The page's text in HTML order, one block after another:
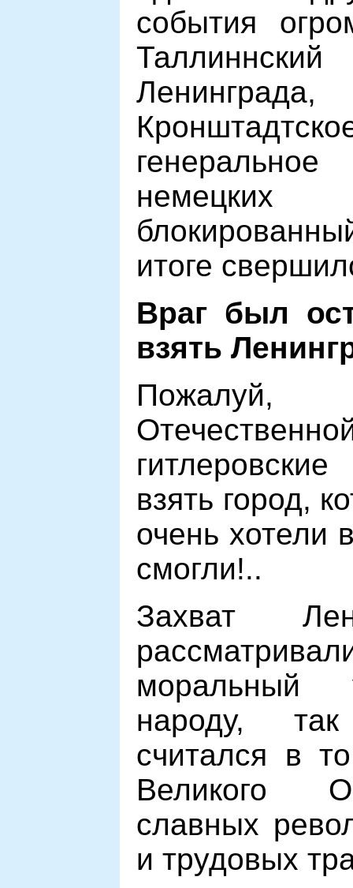
события
итоге
Враг был
взять
взять город,
очень хотели
смогли!..
Захват
моральный
народу,
считался в
Великого
славных
и трудовых